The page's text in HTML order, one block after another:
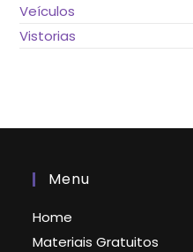
Veículos
Vistorias
Menu
Home
Materiais Gratuitos